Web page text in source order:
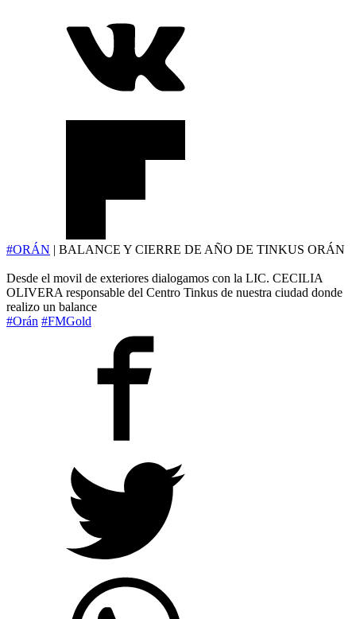
#ORÁN | BALANCE Y CIERRE DE AÑO DE TINKUS ORÁN
Desde el movil de exteriores dialogamos con la LIC. CECILIA
OLIVERA responsable del Centro Tinkus de nuestra ciudad donde
realizo un balance
#Orán #FMGold